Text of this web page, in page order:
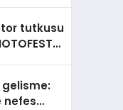
tutkusu
nefes